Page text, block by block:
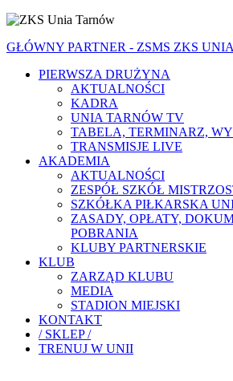
GŁÓWNY PARTNER - ZSMS ZKS
PIERWSZA DRUŻYNA
AKTUALNOŚCI
KADRA
UNIA TARNÓW TV
TABELA, TERMINARZ,
TRANSMISJE LIVE
AKADEMIA
AKTUALNOŚCI
ZESPÓŁ SZKÓŁ
SZKÓŁKA PIŁKARSKA
ZASADY, OPŁATY,
POBRANIA
KLUBY PARTNERSKIE
KLUB
ZARZĄD KLUBU
MEDIA
STADION MIEJSKI
KONTAKT
/ SKLEP /
TRENUJ W UNII